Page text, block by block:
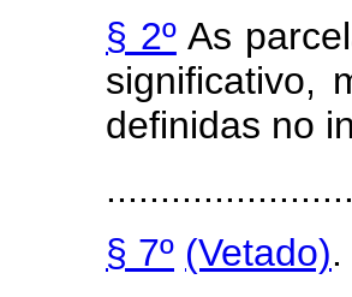
§ 2ºAs
significativo,
definidas no
§ 7º (Vetado).